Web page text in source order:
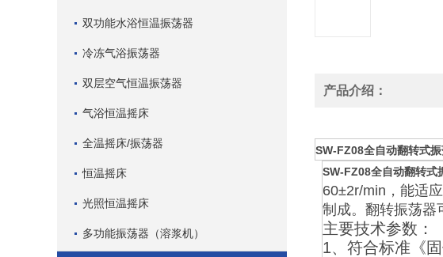
双功能水浴恒温振荡器
冷冻气浴振荡器
双层空气恒温振荡器
气浴恒温摇床
全温摇床/振荡器
恒温摇床
光照恒温摇床
多功能振荡器（溶浆机）
产品介绍：
SW-FZ08全自动翻转式
SW-FZ08全自动翻转式
60±2r/min，能适
制成。翻转振荡器
主要技术参数：
1、符合标准《